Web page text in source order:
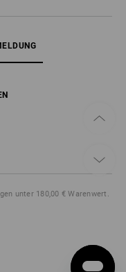
unter 180,00 € Warenwert.